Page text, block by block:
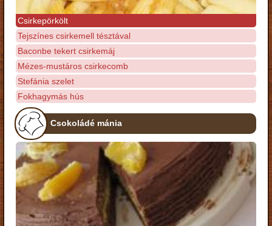
Csirkepörkölt
Tejszínes csirkemell tésztával
Baconbe tekert csirkemáj
Mézes-mustáros csirkecomb
Stefánia szelet
Fokhagymás hús
Csokoládé mánia